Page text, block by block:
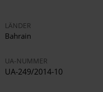
LÄNDER
Bahrain
UA-NUMMER
UA-249/2014-10